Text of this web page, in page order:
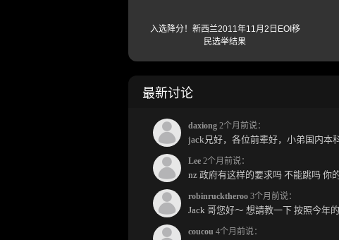
入选降分！新西兰2011年11月2日EOI移
民选举结果
最新讨论
daxiong 2个月前说：
Lee 2个月前说：
nz 政府有这样的要求吗 不能跳吗 你
robinrucktheroo 3个月前说：
coucou 4个月前说：